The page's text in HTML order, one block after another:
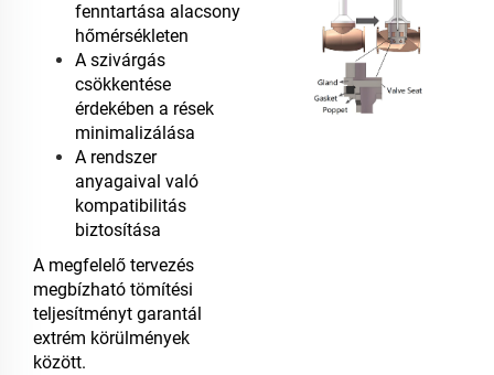
fenntartása alacsony
hőmérsékleten
A szivárgás
csökkentése
érdekében a rések
minimalizálása
A rendszer
anyagaival való
kompatibilitás
biztosítása
A megfelelő tervezés
megbízható tömítési
teljesítményt garantál
extrém körülmények
között.